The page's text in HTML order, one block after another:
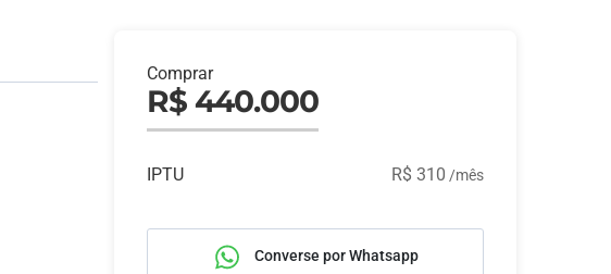
Comprar
R$ 440.000
IPTU R$ 310 /mês
Converse por Whatsapp